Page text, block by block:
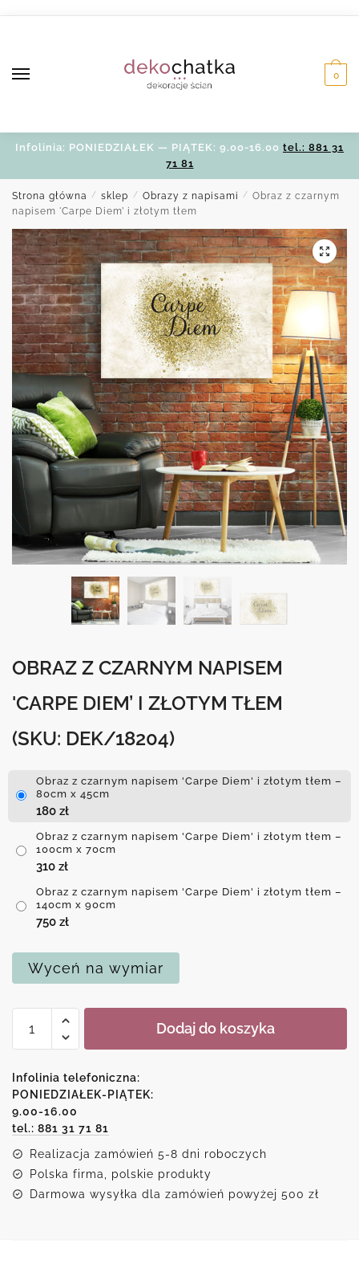
0
Infolinia: PONIEDZIAŁEK — PIĄTEK: 9.00-16.00 tel.: 881 31
71 81
Strona główna / sklep / Obrazy z napisami / Obraz z czarnym
napisem 'Carpe Diem’ i złotym tłem
OBRAZ Z CZARNYM NAPISEM
'CARPE DIEM’ I ZŁOTYM TŁEM
(SKU: DEK/18204)
Obraz z czarnym napisem 'Carpe Diem' i złotym tłem –
80cm x 45cm
180 zł
Obraz z czarnym napisem 'Carpe Diem' i złotym tłem –
100cm x 70cm
310 zł
Obraz z czarnym napisem 'Carpe Diem' i złotym tłem –
140cm x 90cm
750 zł
Wyceń na wymiar
Obraz
czarnym
napisem
'Carpe
Diem'
i
złotym
tłem
Dodaj do koszyka
Infolinia telefoniczna:
PONIEDZIAŁEK-PIĄTEK:
9.00-16.00
tel.: 881 31 71 81
Realizacja zamówień 5-8 dni roboczych
Polska firma, polskie produkty
Darmowa wysyłka dla zamówień powyżej 500 zł